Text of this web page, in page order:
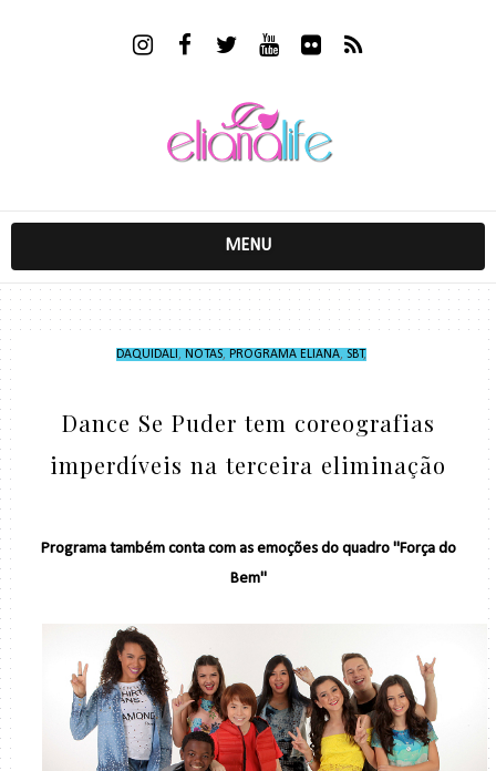
MENU
DAQUIDALI , NOTAS, PROGRAMA ELIANA, SBT,
Dance Se Puder tem coreografias
imperdíveis na terceira eliminação
Programa também conta com as emoções do quadro "Força do
Bem"